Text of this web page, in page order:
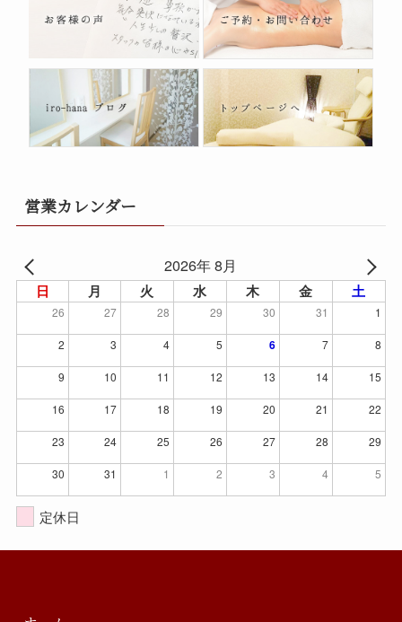
営業カレンダー
2026年 8月
日 月 火 水 木 金 土
26 27 28 29 30 31 1
2 3 4 5 6 7 8
9 10 11 12 13 14 15
16 17 18 19 20 21 22
23 24 25 26 27 28 29
30 31 1 2 3 4 5
定休日